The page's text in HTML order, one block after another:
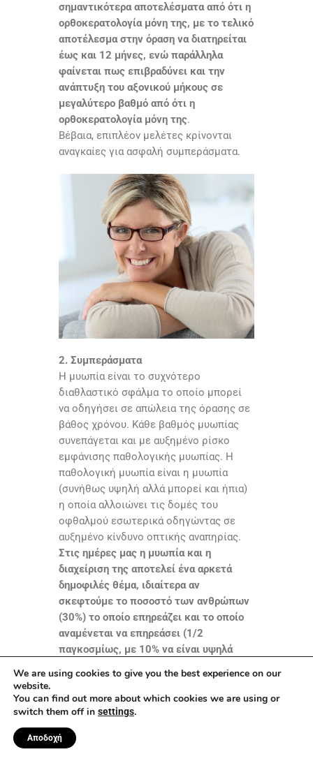
σημαντικότερα αποτελέσματα από ότι η
ορθοκερατολογία μόνη της, με το τελικό
αποτέλεσμα στην όραση να διατηρείται
έως και 12 μήνες, ενώ παράλληλα
φαίνεται πως επιβραδύνει και την
ανάπτυξη του αξονικού μήκους σε
μεγαλύτερο βαθμό από ότι η
ορθοκερατολογία μόνη της.
Βέβαια, επιπλέον μελέτες κρίνονται
αναγκαίες για ασφαλή συμπεράσματα.
2. Συμπεράσματα
Η μυωπία είναι το συχνότερο
διαθλαστικό σφάλμα το οποίο μπορεί
να οδηγήσει σε απώλεια της όρασης σε
βάθος χρόνου. Κάθε βαθμός μυωπίας
συνεπάγεται και με αυξημένο ρίσκο
εμφάνισης παθολογικής μυωπίας. Η
παθολογική μυωπία είναι η μυωπία
(συνήθως υψηλή αλλά μπορεί και ήπια)
η οποία αλλοιώνει τις δομές του
οφθαλμού εσωτερικά οδηγώντας σε
αυξημένο κίνδυνο οπτικής αναπηρίας.
Στις ημέρες μας η μυωπία και η
διαχείριση της αποτελεί ένα αρκετά
δημοφιλές θέμα, ιδιαίτερα αν
σκεφτούμε το ποσοστό των ανθρώπων
(30%) το οποίο επηρεάζει και το οποίο
αναμένεται να επηρεάσει (1/2
παγκοσμίως, με 10% να είναι υψηλά
μονοεστιακά γυαλιά οράσεως και
φακούς επαφής προσφέρει καθαρή
όραση αλλά δεν βοηθάει στη διαχείριση
της εξέλιξης της μυωπίας και
ενδεχομένως να δρα με αντίστροφο
We are using cookies to give you the best experience on our
website.
You can find out more about which cookies we are using or
switch them off in settings.
Αποδοχή